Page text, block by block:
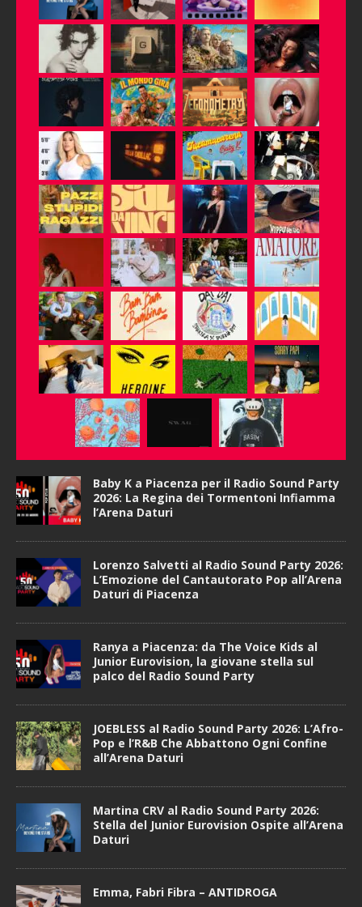
Baby K a Piacenza per il Radio Sound Party
2026: La Regina dei Tormentoni Infiamma
l’Arena Daturi
Lorenzo Salvetti al Radio Sound Party 2026:
L’Emozione del Cantautorato Pop all’Arena
Daturi di Piacenza
Ranya a Piacenza: da The Voice Kids al
Junior Eurovision, la giovane stella sul
palco del Radio Sound Party
JOEBLESS al Radio Sound Party 2026: L’Afro-
Pop e l’R&B Che Abbattono Ogni Confine
all’Arena Daturi
Martina CRV al Radio Sound Party 2026:
Stella del Junior Eurovision Ospite all’Arena
Daturi
Emma, Fabri Fibra – ANTIDROGA